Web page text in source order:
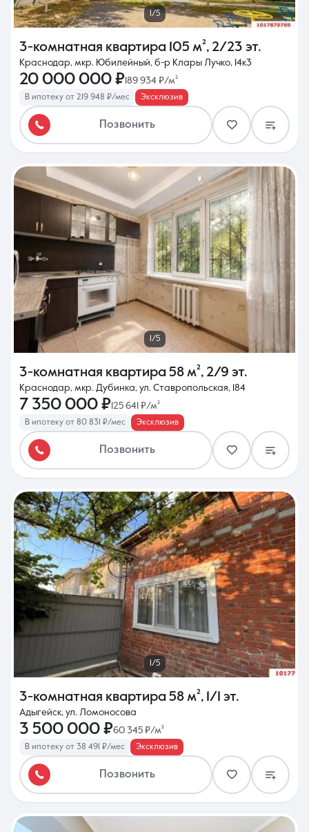
1/5
3-комнатная квартира 105 м², 2/23 эт.
Краснодар, мкр. Юбилейный, б-р Клары Лучко, 14к3
20 000 000 ₽ 189 934 ₽/м²
В ипотеку от 219 948 ₽/мес Эксклюзив
Позвонить
1/5
3-комнатная квартира 58 м², 2/9 эт.
Краснодар, мкр. Дубинка, ул. Ставропольская, 184
7 350 000 ₽125 641 ₽/м²
В ипотеку от 80 831 ₽/мес Эксклюзив
Позвонить
1/5
3-комнатная квартира 58 м², 1/1 эт.
Адыгейск, ул. Ломоносова
3 500 000 ₽60 345 ₽/м²
В ипотеку от 38 491 ₽/мес Эксклюзив
Позвонить